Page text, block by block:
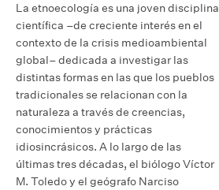
La etnoecología es una joven disciplina
científica –de creciente interés en el
contexto de la crisis medioambiental
global– dedicada a investigar las
distintas formas en las que los pueblos
tradicionales se relacionan con la
naturaleza a través de creencias,
conocimientos y prácticas
idiosincrásicos. A lo largo de las
últimas tres décadas, el biólogo Víctor
M. Toledo y el geógrafo Narciso